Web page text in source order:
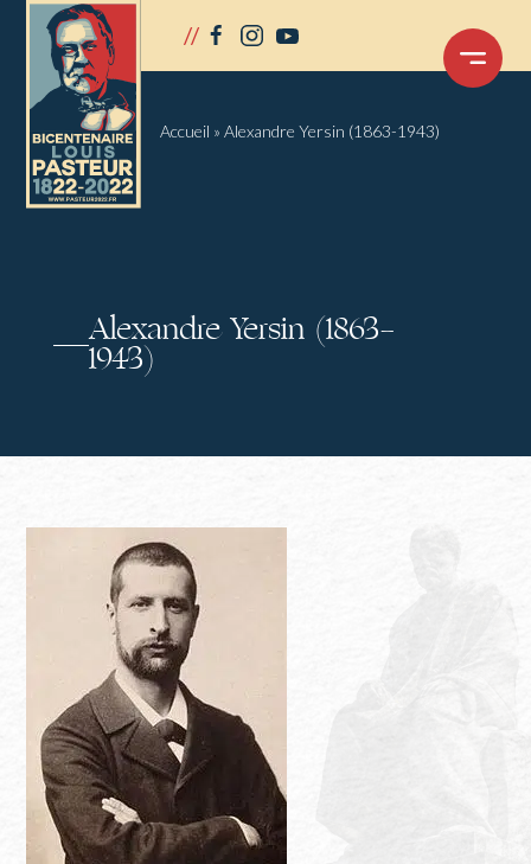
// facebook
instagram
youtube
OUVRIR
MENU
Accueil » Alexandre Yersin (1863-1943)
Alexandre Yersin (1863-
1943)
Panneau de gestion des cookies